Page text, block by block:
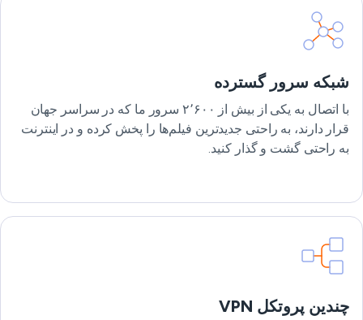
شبکه سرور گسترده
با اتصال به یکی از بیش از ۲٬۶۰۰ سرور ما که در سراسر جهان
قرار دارند، به راحتی جدیدترین فیلم‌ها را پخش کرده و در اینترنت
به راحتی گشت و گذار کنید.
چندین پروتکل VPN